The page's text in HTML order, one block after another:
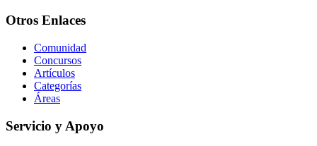
Otros Enlaces
Comunidad
Concursos
Artículos
Categorías
Áreas
Servicio y Apoyo